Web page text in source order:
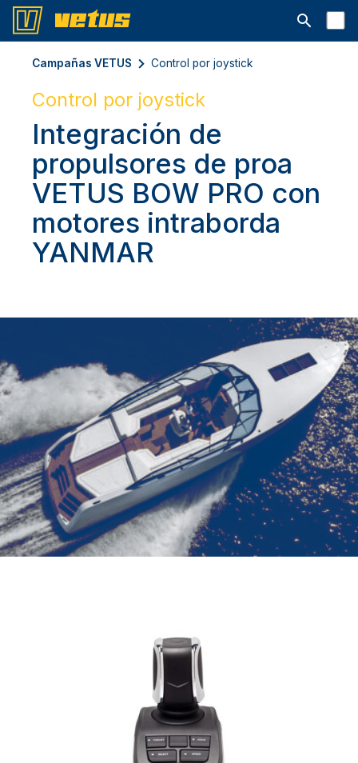
Abrir la
Campañas VETUS Control por joystick
Control por joystick
Integración de
propulsores de proa
VETUS BOW PRO con
motores intraborda
YANMAR